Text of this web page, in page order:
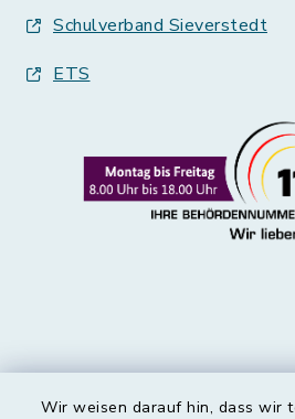
Wir weisen darauf hin, dass wir
Schulverband Sieverstedt
ETS